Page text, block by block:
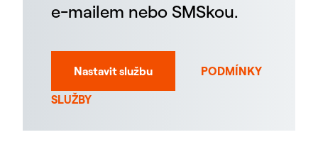
e-mailem nebo SMSkou.
Nastavit službu
PODMÍNKY
SLUŽBY